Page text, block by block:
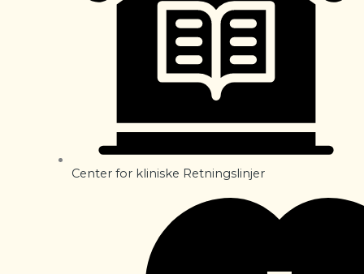
Center for kliniske Retningslinjer